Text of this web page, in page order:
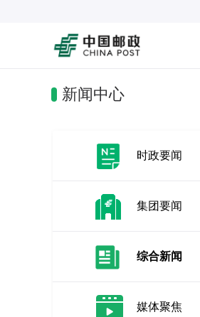
新闻中心
时政要闻
集团要闻
综合新闻
媒体聚焦